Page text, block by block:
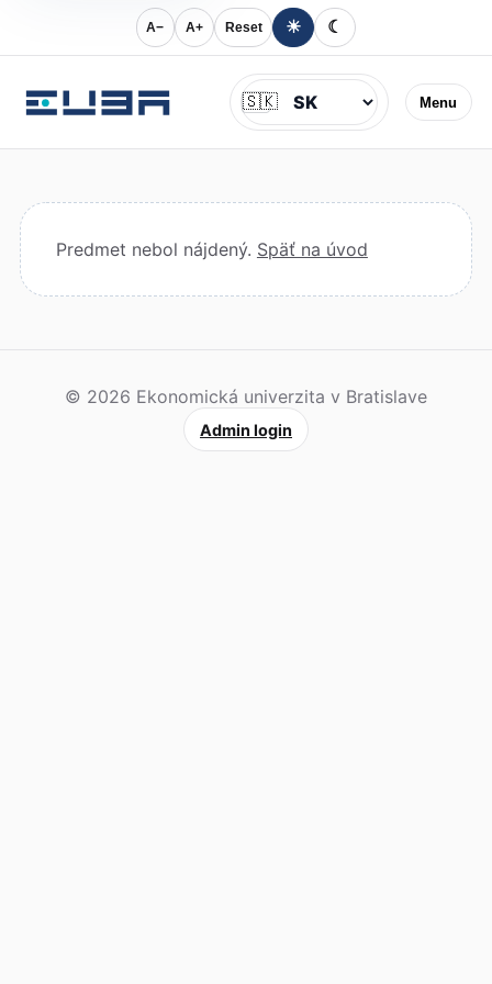
A− A+ Reset ☀ ☾
Menu
Jazyk
🇸🇰
Predmet nebol nájdený. Späť na úvod
© 2026 Ekonomická univerzita v Bratislave
Admin login